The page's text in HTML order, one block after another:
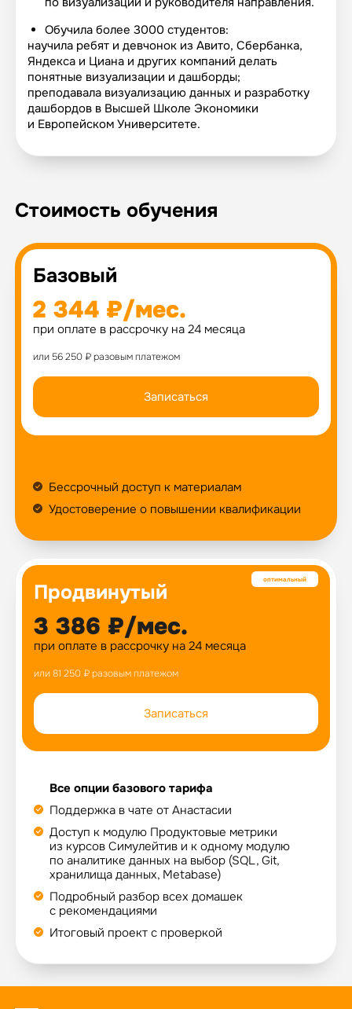
Обучила более 3000 студентов:
научила ребят и девчонок из Авито, Сбербанка,
Яндекса и Циана и других компаний делать
понятные визуализации и дашборды;
преподавала визуализацию данных и разработку
дашбордов в Высшей Школе Экономики
и Европейском Университете.
Стоимость обучения
Базовый
2 344 ₽/мес.
при оплате в рассрочку на 24 месяца
или 56 250 ₽ разовым платежом
Записаться
Бессрочный доступ к материалам
Удостоверение о повышении квалификации
Продвинутый
3 386 ₽/мес.
при оплате в рассрочку на 24 месяца
или 81 250 ₽ разовым платежом
Записаться
Все опции базового тарифа
Поддержка в чате от Анастасии
Доступ к модулю Продуктовые метрики
из курсов Симулейтив и к одному модулю
по аналитике данных на выбор (SQL, Git,
хранилища данных, Metabase)
Подробный разбор всех домашек
с рекомендациями
Итоговый проект с проверкой